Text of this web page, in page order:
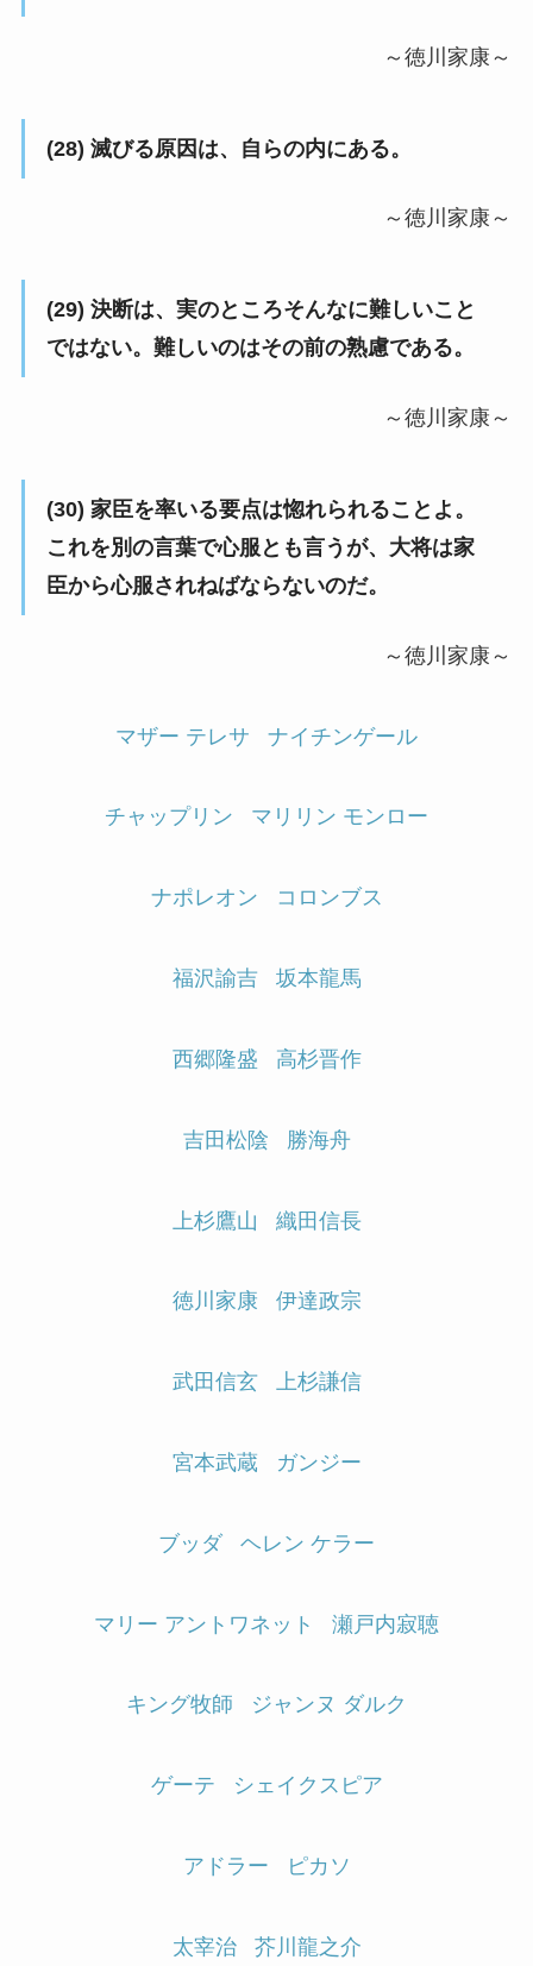
～徳川家康～
(28) 滅びる原因は、自らの内にある。
～徳川家康～
(29) 決断は、実のところそんなに難しいこと
ではない。難しいのはその前の熟慮である。
～徳川家康～
(30) 家臣を率いる要点は惚れられることよ。
これを別の言葉で心服とも言うが、大将は家
臣から心服されねばならないのだ。
～徳川家康～
マザー テレサ ナイチンゲール
チャップリン マリリン モンロー
ナポレオン コロンブス
福沢諭吉 坂本龍馬
西郷隆盛 高杉晋作
吉田松陰 勝海舟
上杉鷹山 織田信長
徳川家康 伊達政宗
武田信玄 上杉謙信
宮本武蔵 ガンジー
ブッダ ヘレン ケラー
マリー アントワネット 瀬戸内寂聴
キング牧師 ジャンヌ ダルク
ゲーテ シェイクスピア
アドラー ピカソ
太宰治 芥川龍之介